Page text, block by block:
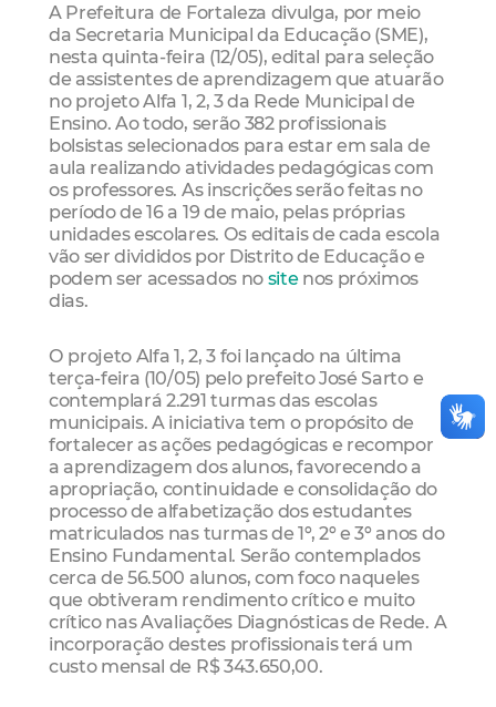
A Prefeitura de Fortaleza divulga, por meio
da Secretaria Municipal da Educação (SME),
nesta quinta-feira (12/05), edital para seleção
de assistentes de aprendizagem que atuarão
no projeto Alfa 1, 2, 3 da Rede Municipal de
Ensino. Ao todo, serão 382 profissionais
bolsistas selecionados para estar em sala de
aula realizando atividades pedagógicas com
os professores. As inscrições serão feitas no
período de 16 a 19 de maio, pelas próprias
unidades escolares. Os editais de cada escola
vão ser divididos por Distrito de Educação e
podem ser acessados nositenos próximos
dias.
O projeto Alfa 1, 2, 3 foi lançado na última
terça-feira (10/05) pelo prefeito José Sarto e
contemplará 2.291 turmas das escolas
municipais. A iniciativa tem o propósito de
fortalecer as ações pedagógicas e recompor
a aprendizagem dos alunos, favorecendo a
apropriação, continuidade e consolidação do
processo de alfabetização dos estudantes
matriculados nas turmas de 1º, 2º e 3º anos do
Ensino Fundamental. Serão contemplados
cerca de 56.500 alunos, com foco naqueles
que obtiveram rendimento crítico e muito
crítico nas Avaliações Diagnósticas de Rede. A
incorporação destes profissionais terá um
custo mensal de R$ 343.650,00.